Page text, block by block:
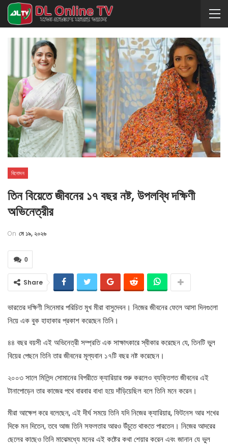
বিনোদন
তিন বিয়েতে জীবনের ১৭ বছর নষ্ট, উপলব্ধি দক্ষিণী
অভিনেত্রীর
On মে ১৯, ২০২৬
0
Share
ভারতের দক্ষিণী সিনেমার পরিচিত মুখ মীরা বাসুদেবন। নিজের জীবনের ফেলে আসা দিনগুলো
নিয়ে এক বুক হাহাকার প্রকাশ করেছেন তিনি।
৪৪ বছর বয়সী এই অভিনেত্রী সম্প্রতি এক সাক্ষাৎকারে স্বীকার করেছেন যে, তিনটি ভুল
বিয়ের পেছনে তিনি তার জীবনের মূল্যবান ১৭টি বছর নষ্ট করেছেন।
২০০৩ সালে মিলিন্দ সোমানের বিপরীতে ক্যারিয়ার শুরু করলেও ব্যক্তিগত জীবনের এই
টানাপোড়েন তার কাজের পথে বারবার বাধা হয়ে দাঁড়িয়েছিল বলে তিনি মনে করেন।
মীরা আক্ষেপ করে বলেছেন, এই দীর্ঘ সময়ে তিনি যদি নিজের ক্যারিয়ার, ফিটনেস আর শখের
দিকে মন দিতেন, তবে আজ তিনি সফলতার আরও উঁচুতে থাকতে পারতেন। নিজের আদরের
ছেলের কাছেও তিনি মাঝেমধ্যে মনের এই কষ্টের কথা শেয়ার করেন এবং জানান যে ভুল